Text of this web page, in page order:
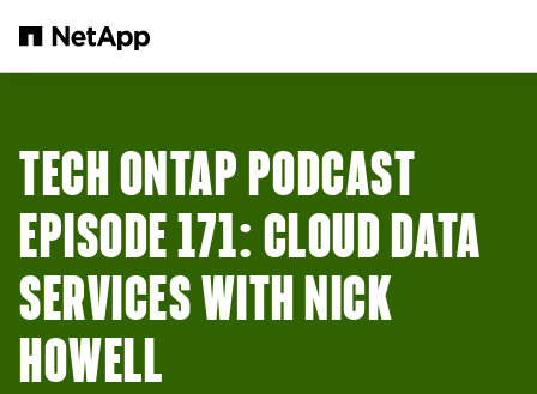
TECH ONTAP PODCAST
EPISODE 171: CLOUD DATA
SERVICES WITH NICK
HOWELL